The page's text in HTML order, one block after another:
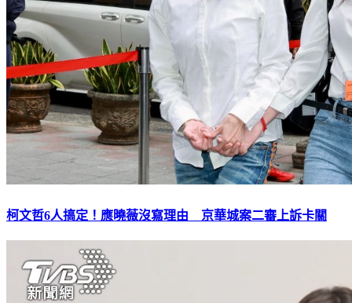
柯文哲6人搞定！應曉薇沒寫理由 京華城案二審上訴卡關